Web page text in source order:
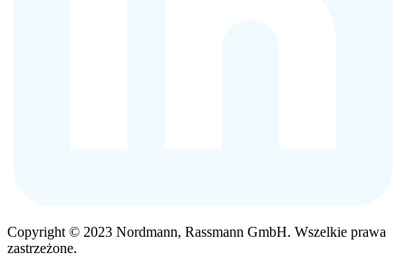
Copyright © 2023 Nordmann, Rassmann GmbH. Wszelkie prawa
zastrzeżone.